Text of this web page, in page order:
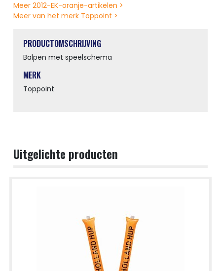
Meer 2012-EK-oranje-artikelen >
Meer van het merk Toppoint >
PRODUCTOMSCHRIJVING
Balpen met speelschema
MERK
Toppoint
Uitgelichte producten